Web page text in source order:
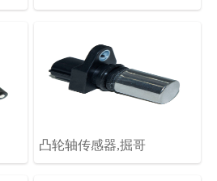
凸轮轴传感器,掘哥